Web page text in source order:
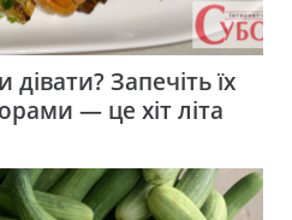
Запечіть їх
— це хіт літа